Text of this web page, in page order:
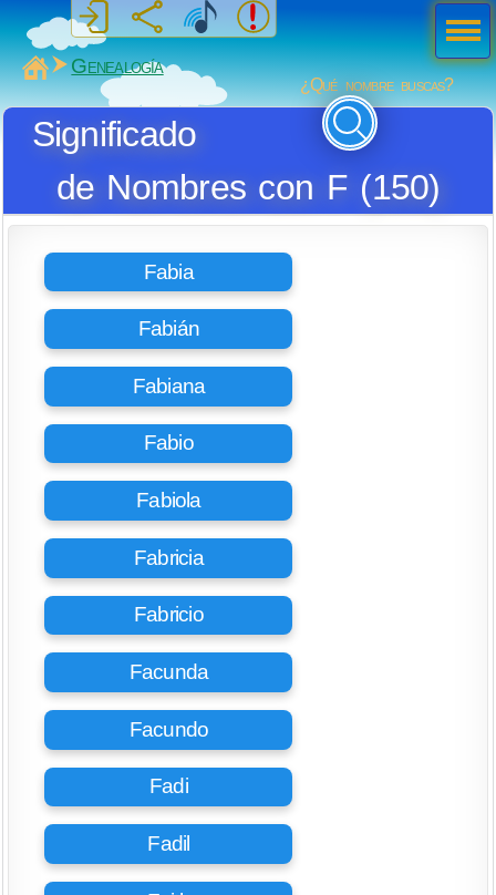
MiSabueso
Genealogía
¿Qué nombre buscas?
Significado
de Nombres con F (150)
Fabia
Fabián
Fabiana
Fabio
Fabiola
Fabricia
Fabricio
Facunda
Facundo
Fadi
Fadil
Men
ú